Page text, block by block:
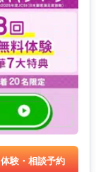
体験・相談予約